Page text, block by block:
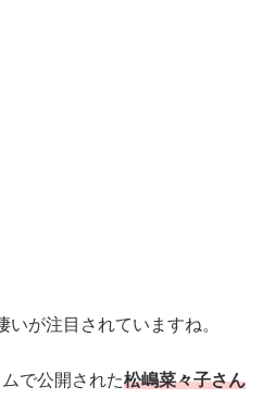
が注目されていますね。
で公開された松嶋菜々子さん